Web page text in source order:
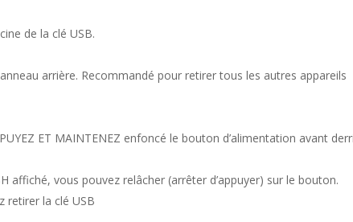
de la clé USB.
arrière. Recommandé pour retirer tous les autres appareils
ET MAINTENEZ enfoncé le bouton d’alimentation avant
affiché, vous pouvez relâcher (arrêter d’appuyer) sur le bouton.
retirer la clé USB